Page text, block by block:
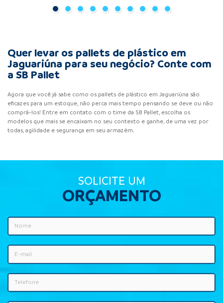
Quer levar os pallets de plástico em
Jaguariúna para seu negócio? Conte com
a SB Pallet
Agora que você já sabe como os pallets de plástico em Jaguariúna são
eficazes para um estoque, não perca mais tempo pensando se deve ou não
comprá-los! Entre em contato com o time da SB Pallet, escolha os
modelos que mais se encaixam no seu contexto e ganhe, de uma vez por
todas, agilidade e segurança em seu armazém.
SOLICITE UM
ORÇAMENTO